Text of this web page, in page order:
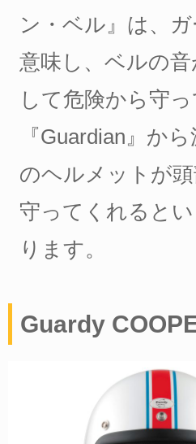
ン・ベル』は、
意味し、ベルの
して危険から守
『Guardian』か
のヘルメットが
守ってくれると
ります。
Guardy